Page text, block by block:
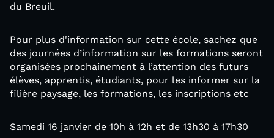
du Breuil.
Pour plus d'information sur cette école, sachez que
des journées d’information sur les formations seront
organisées prochainement à l’attention des futurs
élèves, apprentis, étudiants, pour les informer sur la
filière paysage, les formations, les inscriptions etc
Samedi 16 janvier de 10h à 12h et de 13h30 à 17h30